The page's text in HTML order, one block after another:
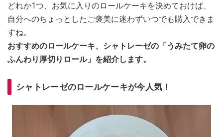
どれか1つ、お気に入りのロールケーキを決めておけば、
自分へのちょっとしたご褒美に迷わずいつでも購入できま
すね。
おすすめのロールケーキ、シャトレーゼの「うみたて卵の
ふんわり厚切りロール」を紹介します。
シャトレーゼのロールケーキが今人気！